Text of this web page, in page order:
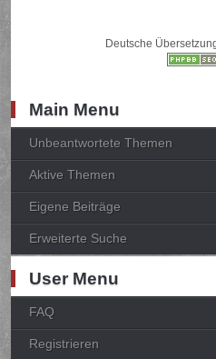
Deutsche
Main Menu
Unbeantwortete Themen
Aktive Themen
Eigene Beiträge
Erweiterte Suche
User Menu
FAQ
Registrieren